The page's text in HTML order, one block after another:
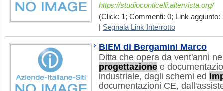
https://studioconticelli.altervista.org/
(Click: 1; Commenti: 0; Link aggiunto:
Segnala Link Interrotto
BIEM di Bergamini Marco
Ditta che opera da vent'anni
progettazione e
industriale, dagli schemi ed
documentazioni CE,